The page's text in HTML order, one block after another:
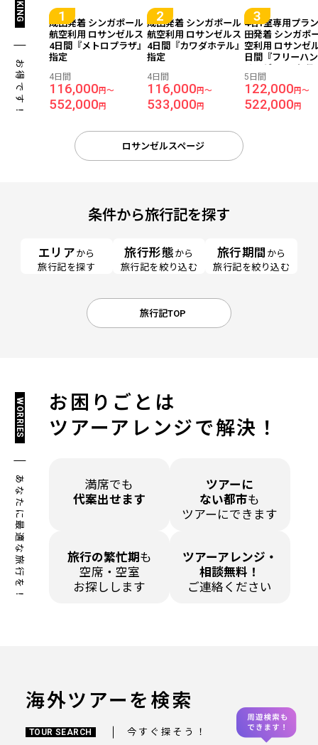
お得です！
成田発着 シンガポール
航空利用 ロサンゼルス
4日間『メトロプラザ』
指定
4日間
116,000円～
552,000円
成田発着 シンガポール
航空利用 ロサンゼルス
4日間『カワダホテル』
指定
4日間
116,000 円～
533,000 円
4名1室専用プラ
田発着 シンガポ
空利用 ロサンゼ
日間『フリーハ
が2つあるお部屋
5日間
122,000円～
522,000円
ロサンゼルスページ
条件から旅行記を探す
エリア から
旅行記を探す
旅行形態 から
旅行記を絞り込む
旅行期間 から
旅行記を絞り込む
旅行記TOP
お困りごとは
ツアーアレンジで解決！
WORRIES
あなたに最適な旅行を！
満席でも
代案出せます
ツアーに
ない都市も
ツアーにできます
旅行の繁忙期 も
空席・空室
お探しします
ツアーアレンジ・
相談無料！
ご連絡ください
海外ツアーを検索
TOUR SEARCH 今すぐ探そう！